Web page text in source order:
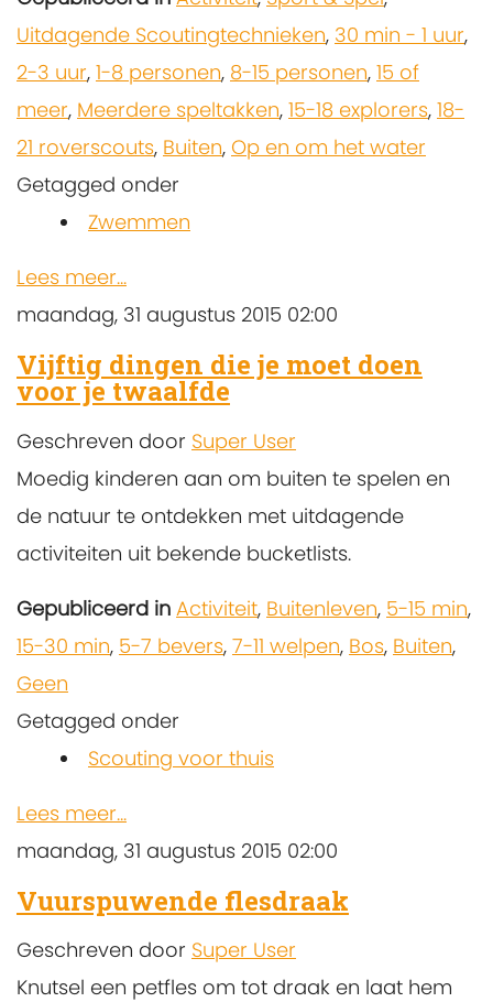
Uitdagende Scoutingtechnieken, 30 min - 1 uur,
2-3 uur, 1-8 personen, 8-15 personen, 15 of
meer, Meerdere speltakken, 15-18 explorers, 18-
21 roverscouts, Buiten, Op en om het water
Getagged onder
Zwemmen
Lees meer...
maandag, 31 augustus 2015 02:00
Vijftig dingen die je moet doen
voor je twaalfde
Geschreven door Super User
Moedig kinderen aan om buiten te spelen en
de natuur te ontdekken met uitdagende
activiteiten uit bekende bucketlists.
Gepubliceerd in Activiteit, Buitenleven, 5-15 min,
15-30 min, 5-7 bevers, 7-11 welpen, Bos, Buiten,
Geen
Getagged onder
Scouting voor thuis
Lees meer...
maandag, 31 augustus 2015 02:00
Vuurspuwende flesdraak
Geschreven door Super User
Knutsel een petfles om tot draak en laat hem